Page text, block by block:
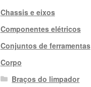
Chassis e eixos
Componentes elétricos
Conjuntos de ferramentas
Corpo
Braços do limpador